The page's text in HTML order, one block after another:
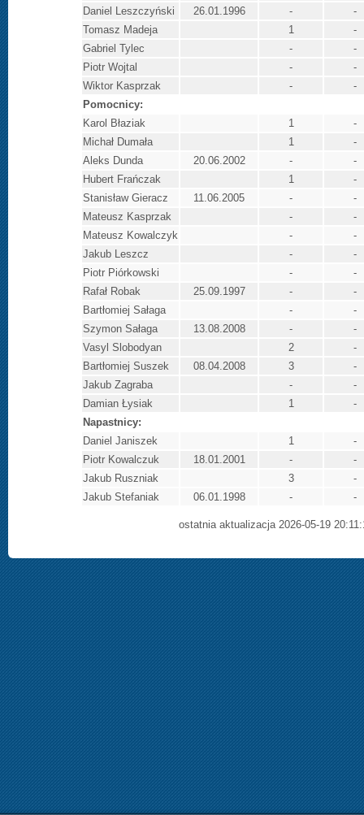
Daniel Leszczyński
26.01.1996 -
-
Tomasz Madeja
1
-
Gabriel Tylec
-
-
Piotr Wojtal
-
-
Wiktor Kasprzak
-
-
Pomocnicy:
Karol Błaziak
1
-
Michał Dumała
1
-
Aleks Dunda
20.06.2002 -
-
Hubert Frańczak
1
-
Stanisław Gieracz
11.06.2005 -
-
Mateusz Kasprzak
-
-
Mateusz Kowalczyk
-
-
Jakub Leszcz
-
-
Piotr Piórkowski
-
-
Rafał Robak
25.09.1997 -
-
Bartłomiej Sałaga
-
-
Szymon Sałaga
13.08.2008 -
-
Vasyl Slobodyan
2
-
Bartłomiej Suszek
08.04.2008 3
-
Jakub Zagraba
-
-
Damian Łysiak
1
-
Napastnicy:
Daniel Janiszek
1
-
Piotr Kowalczuk
18.01.2001 -
-
Jakub Ruszniak
3
-
Jakub Stefaniak
06.01.1998 - -
ostatnia aktualizacja 2026-05-19